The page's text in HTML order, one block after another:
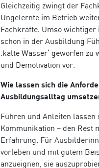
Gleichzeitig zwingt der
Ungelernte im Betrieb
Fachkräfte. Umso wichtiger
schon in der Ausbildung
‚kalte Wasser‘ geworfen
und Demotivation vor.
Wie lassen sich die
Ausbildungsalltag
Führen und Anleiten
Kommunikation – den Rest
Erfahrung. Für
vorleben und mit gutem
anzueignen, sie